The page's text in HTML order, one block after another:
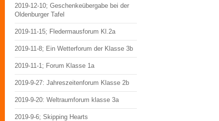
2019-12-10; Geschenkeübergabe bei der
Oldenburger Tafel
2019-11-15; Fledermausforum Kl.2a
2019-11-8; Ein Wetterforum der Klasse 3b
2019-11-1; Forum Klasse 1a
2019-9-27: Jahreszeitenforum Klasse 2b
2019-9-20: Weltraumforum klasse 3a
2019-9-6; Skipping Hearts